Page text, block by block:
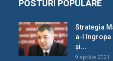
POSTURI POPULARE
Strategia
a-l îngropa
și...
9 aprilie 2021